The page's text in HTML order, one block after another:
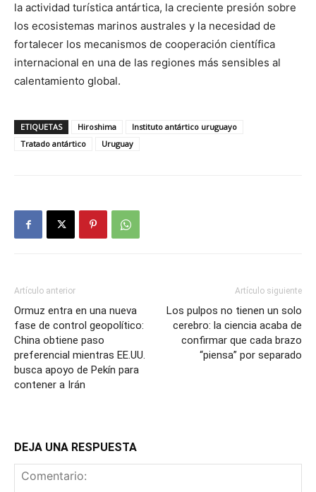
la actividad turística antártica, la creciente presión sobre
los ecosistemas marinos australes y la necesidad de
fortalecer los mecanismos de cooperación científica
internacional en una de las regiones más sensibles al
calentamiento global.
ETIQUETAS Hiroshima
Instituto antártico uruguayo
Tratado antártico
Uruguay
Artículo anterior
Ormuz entra en una nueva
fase de control geopolítico:
China obtiene paso
preferencial mientras EE.UU.
busca apoyo de Pekín para
contener a Irán
Artículo siguiente
Los pulpos no tienen un solo
cerebro: la ciencia acaba de
confirmar que cada brazo
“piensa” por separado
DEJA UNA RESPUESTA